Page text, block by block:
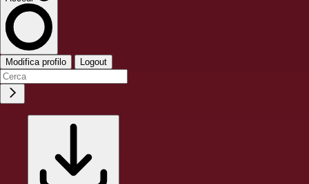
Modifica profilo Logout